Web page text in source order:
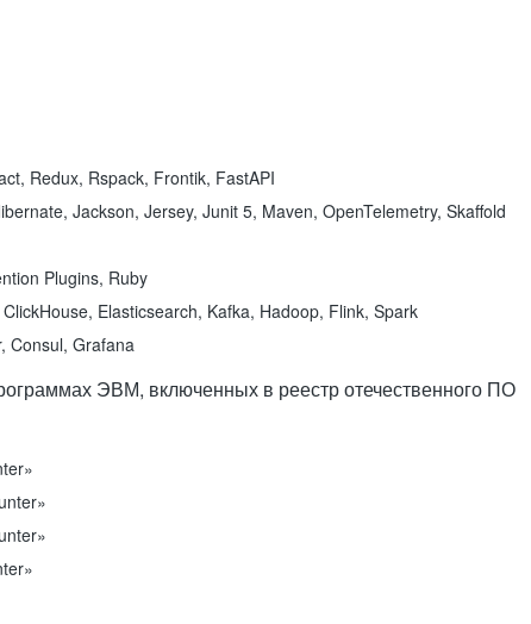
Redux, Rspack, Frontik, FastAPI
Jackson, Jersey, Junit 5, Maven, OpenTelemetry, Skaffold
Plugins, Ruby
Elasticsearch, Kafka, Hadoop, Flink, Spark
Consul, Grafana
ЭВМ, включенных в реестр отечественного ПО